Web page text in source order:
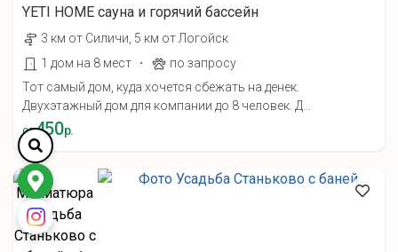
YETI HOME cауна и горячий бассейн
3 км от Силичи, 5 км от Логойск
1 дом на 8 мест
·
по запросу
Тот самый дом, куда хочется сбежать на денек.
Двухэтажный дом для компании до 8 человек. Д...
от450р.